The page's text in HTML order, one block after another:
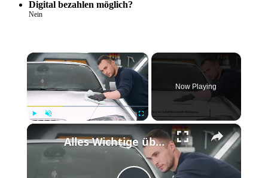
Digital bezahlen möglich?
Nein
×
Unmute
Now Playing
×
Alles Wichtige über Waschanlagen: Effiziente Pflege für Ihr Fahrzeug